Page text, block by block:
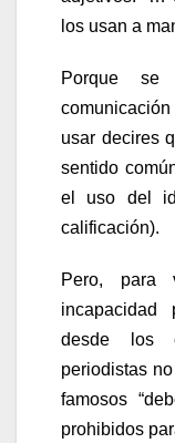
los usan a
Porque
usar decires
sentido
el uso del
calificación).
Pero, para
incapacidad
desde los
periodistas
famosos
prohibidos